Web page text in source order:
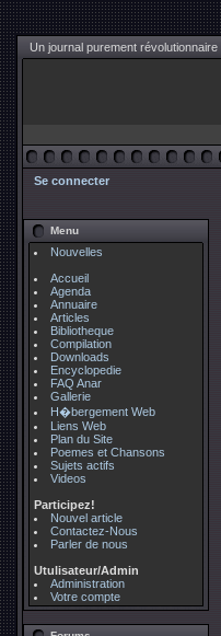
Un journal purement révolutionnaire
Se connecter
Menu
Nouvelles
Accueil
Agenda
Annuaire
Articles
Bibliotheque
Compilation
Downloads
Encyclopedie
FAQ Anar
Gallerie
H�bergement Web
Liens Web
Plan du Site
Poemes et Chansons
Sujets actifs
Videos
Participez!
Nouvel article
Contactez-Nous
Parler de nous
Utulisateur/Admin
Administration
Votre compte